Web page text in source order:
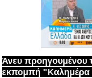
Άνευ προηγουμένου
εκπομπή "Καλημέρα